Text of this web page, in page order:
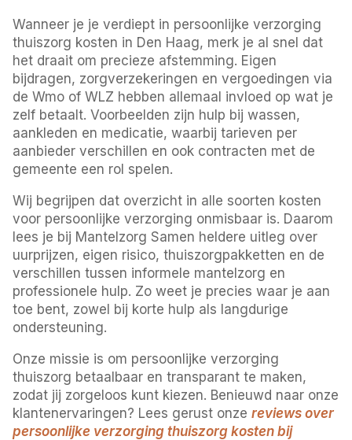
Wanneer je je verdiept in persoonlijke verzorging
thuiszorg kosten in Den Haag, merk je al snel dat
het draait om precieze afstemming. Eigen
bijdragen, zorgverzekeringen en vergoedingen via
de Wmo of WLZ hebben allemaal invloed op wat je
zelf betaalt. Voorbeelden zijn hulp bij wassen,
aankleden en medicatie, waarbij tarieven per
aanbieder verschillen en ook contracten met de
gemeente een rol spelen.
Wij begrijpen dat overzicht in alle soorten kosten
voor persoonlijke verzorging onmisbaar is. Daarom
lees je bij Mantelzorg Samen heldere uitleg over
uurprijzen, eigen risico, thuiszorgpakketten en de
verschillen tussen informele mantelzorg en
professionele hulp. Zo weet je precies waar je aan
toe bent, zowel bij korte hulp als langdurige
ondersteuning.
Onze missie is om persoonlijke verzorging
thuiszorg betaalbaar en transparant te maken,
zodat jij zorgeloos kunt kiezen. Benieuwd naar onze
klantenervaringen? Lees gerust onzereviews over
persoonlijke verzorging thuiszorg kosten bij